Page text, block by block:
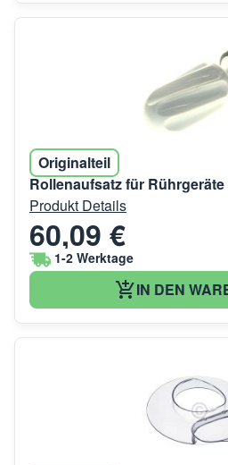
Originalteil
Rollenaufsatz für Rührgeräte
Produkt Details
60,09 €
1-2 Werktage
IN DEN